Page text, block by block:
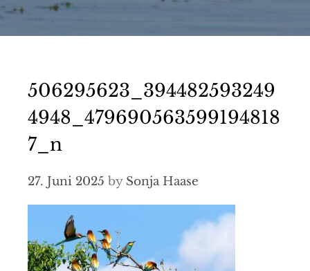
506295623_394482593249
4948_479690563599194818
7_n
27. Juni 2025 by Sonja Haase